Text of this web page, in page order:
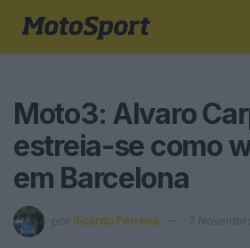
Moto3: Alvaro
estreia-se como
em Barcelona
por Ricardo Ferreira 7